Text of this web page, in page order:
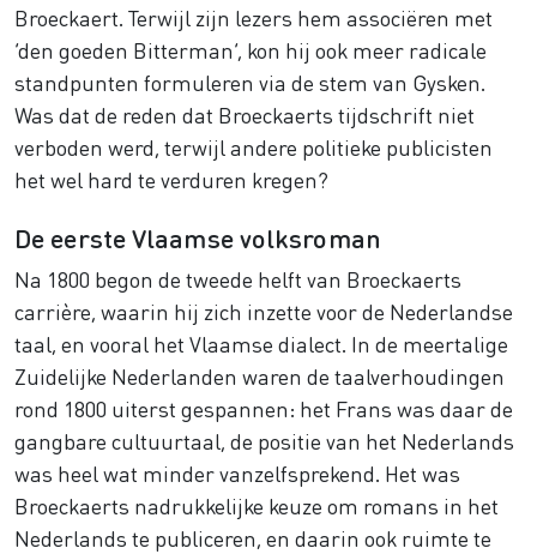
Broeckaert. Terwijl zijn lezers hem associëren met
‘den goeden Bitterman’, kon hij ook meer radicale
standpunten formuleren via de stem van Gysken.
Was dat de reden dat Broeckaerts tijdschrift niet
verboden werd, terwijl andere politieke publicisten
het wel hard te verduren kregen?
De eerste Vlaamse volksroman
Na 1800 begon de tweede helft van Broeckaerts
carrière, waarin hij zich inzette voor de Nederlandse
taal, en vooral het Vlaamse dialect. In de meertalige
Zuidelijke Nederlanden waren de taalverhoudingen
rond 1800 uiterst gespannen: het Frans was daar de
gangbare cultuurtaal, de positie van het Nederlands
was heel wat minder vanzelfsprekend. Het was
Broeckaerts nadrukkelijke keuze om romans in het
Nederlands te publiceren, en daarin ook ruimte te